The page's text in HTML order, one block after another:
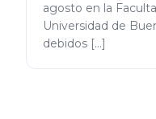
agosto en la
Universidad de
debidos […]